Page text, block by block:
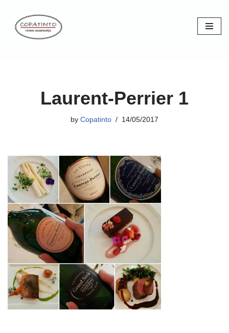
Skip
Laurent-Perrier 1
by Copatinto 14/05/2017